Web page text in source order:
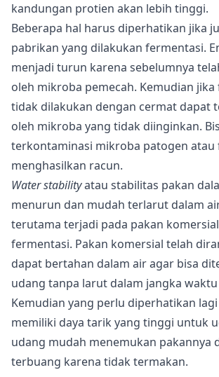
kandungan protien akan lebih tinggi.
Beberapa hal harus diperhatikan jika
pabrikan yang dilakukan fermentasi.
menjadi turun karena sebelumnya
oleh mikroba pemecah. Kemudian
tidak dilakukan dengan cermat dapat
oleh mikroba yang tidak diinginkan.
terkontaminasi mikroba patogen atau
menghasilkan racun.
Water stabilityatau stabilitas pakan
menurun dan mudah terlarut dalam
terutama terjadi pada pakan
fermentasi. Pakan komersial telah
dapat bertahan dalam air agar bisa
udang tanpa larut dalam jangka
Kemudian yang perlu diperhatikan
memiliki daya tarik yang tinggi untuk
udang mudah menemukan pakannya
terbuang karena tidak termakan.